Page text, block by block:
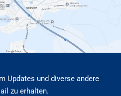
Updates und diverse andere
zu erhalten.